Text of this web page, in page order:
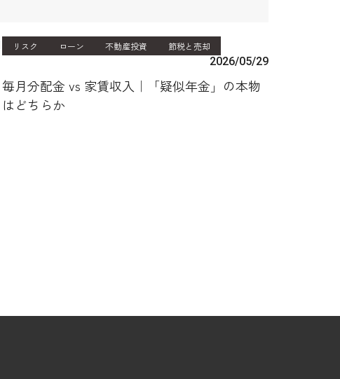
リスク ローン 不動産投資 節税と売却
2026/05/29
毎月分配金 vs 家賃収入｜「疑似年金」の本物
はどちらか